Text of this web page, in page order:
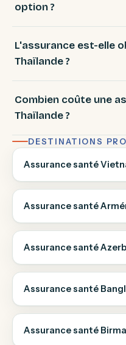
option ?
L'assurance est-elle
Thaïlande ?
Combien coûte une
Thaïlande ?
DESTINATIONS
Assurance santé
Assurance santé
Assurance santé
Assurance santé
Assurance santé